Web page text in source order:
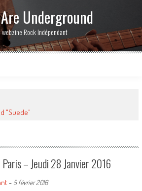
Underground
webzine Rock Indépendant
"Suede"
– Jeudi 28 Janvier 2016
- 5 février 2016